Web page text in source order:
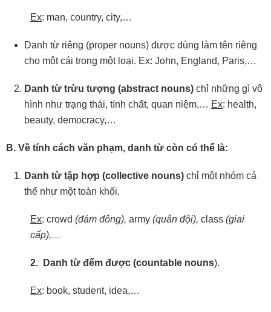
Ex: man, country, city,…
Danh từ riêng (proper nouns) được dùng làm tên riêng
cho một cái trong một loại. Ex: John, England, Paris,…
Danh từ trừu tượng (abstract nouns) chỉ những gì vô
hình như trạng thái, tính chất, quan niệm,… Ex: health,
beauty, democracy,…
B. Về tính cách văn phạm, danh từ còn có thể là:
Danh từ tập hợp (collective nouns) chỉ một nhóm cá
thể như một toàn khối.
Ex: crowd (đám đông), army (quân đội), class (giai
cấp),…
2. Danh từ đếm được (countable nouns).
Ex: book, student, idea,…